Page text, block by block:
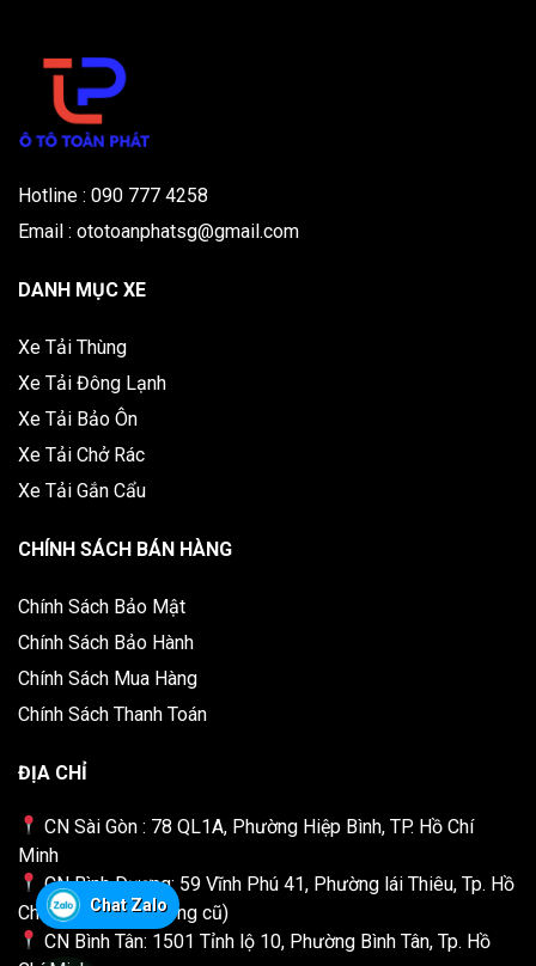
Hotline : 090 777 4258
Email : ototoanphatsg@gmail.com
DANH MỤC XE
Xe Tải Thùng
Xe Tải Đông Lạnh
Xe Tải Bảo Ôn
Xe Tải Chở Rác
Xe Tải Gắn Cẩu
CHÍNH SÁCH BÁN HÀNG
Chính Sách Bảo Mật
Chính Sách Bảo Hành
Chính Sách Mua Hàng
Chính Sách Thanh Toán
ĐỊA CHỈ
CN Sài Gòn : 78 QL1A, Phường Hiệp Bình, TP. Hồ Chí
Minh
CN Bình Dương: 59 Vĩnh Phú 41, Phường lái Thiêu, Tp. Hồ
Chí Minh (Bình Dương cũ)
CN Bình Tân: 1501 Tỉnh lộ 10, Phường Bình Tân, Tp. Hồ
Chat Zalo